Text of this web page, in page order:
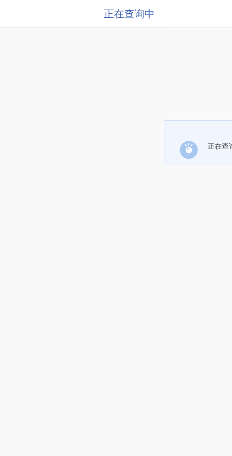
正在查询中
正在查